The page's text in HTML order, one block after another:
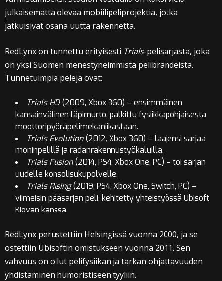
julkaisematta olevaa mobiilipeliprojektia, jotka
jatkuisivat osana uutta rakennetta.
RedLynx on tunnettu erityisesti Trials-pelisarjasta, joka
on yksi Suomen menestyneimmistä pelibrändeistä.
Tunnetuimpia pelejä ovat:
Trials HD(2009, Xbox 360) – ensimmäinen
kansainvälinen läpimurto, palkittu fysiikkapohjaisesta
moottoripyöräpelimekaniikastaan.
Trials Evolution(2012, Xbox 360) – laajensi sarjaa
moninpelillä ja radanrakennustyökaluilla.
Trials Fusion(2014, PS4, Xbox One, PC) – toi sarjan
uudelle konsolisukupolvelle.
Trials Rising(2019, PS4, Xbox One, Switch, PC) –
viimeisin pääsarjan peli, kehitetty yhteistyössä Ubisoft
Kiovan kanssa.
RedLynx perustettiin Helsingissä vuonna 2000, ja se
ostettiin Ubisoftin omistukseen vuonna 2011. Sen
vahvuus on ollut pelifysiikan ja tarkan ohjattavuuden
yhdistäminen humoristiseen tyyliin.